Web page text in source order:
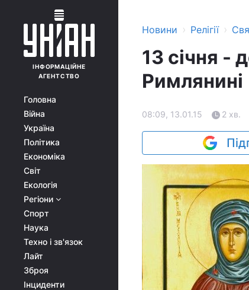
ІНФОРМАЦІЙНЕ
АГЕНТСТВО
Головна
Війна
Україна
Політика
Економіка
Світ
Екологія
Регіони
Спорт
Наука
Техно і зв'язок
Лайт
Зброя
Інциденти
Новини › Релігії ›
13 січня -
Римлянині
08:09, 13.01.15 2 хв.